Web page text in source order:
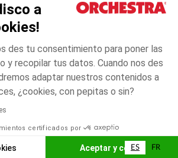
a
des tu consentimiento para poner las
y recopilar tus datos. Cuando nos des
adaptar nuestros contenidos a
¿cookies, con pepitas o sin?
certificados por
Aceptar y cerrar
talla
unica
A LA CESTA
Aviso Legal
de las ofertas actuales
Gestión de las cookies
Accesibilidad: no conforme
de ética de la Federación Francesa de comercio
(FEVAD) y al sistema de mediación de
ES FR